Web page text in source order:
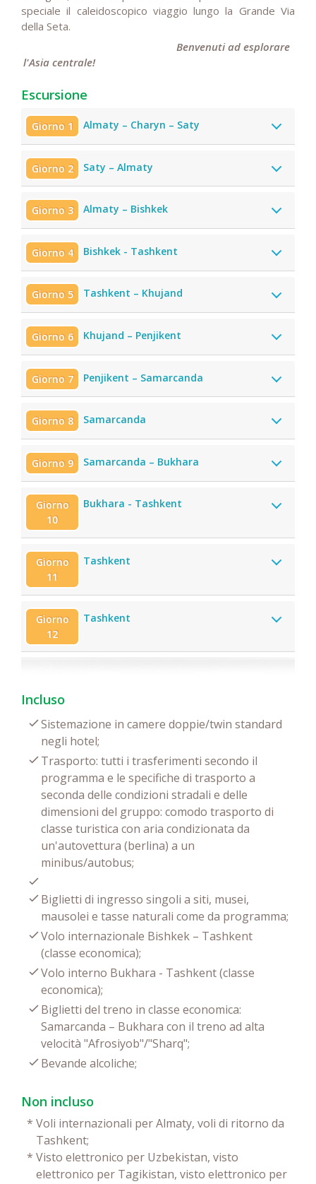
speciale il caleidoscopico viaggio lungo la Grande Via
della Seta.
Benvenuti ad esplorare
l'Asia centrale!
Escursione
Giorno 1 Almaty – Charyn – Saty
Giorno 2 Saty – Almaty
Giorno 3 Almaty – Bishkek
Giorno 4 Bishkek - Tashkent
Giorno 5 Tashkent – Khujand
Giorno 6 Khujand – Penjikent
Giorno 7 Penjikent – Samarcanda
Giorno 8 Samarcanda
Giorno 9 Samarcanda – Bukhara
Giorno
10
Bukhara - Tashkent
Giorno
11
Tashkent
Giorno
12
Tashkent
Incluso
Sistemazione in camere doppie/twin standard
negli hotel;
Trasporto: tutti i trasferimenti secondo il
programma e le specifiche di trasporto a
seconda delle condizioni stradali e delle
dimensioni del gruppo: comodo trasporto di
classe turistica con aria condizionata da
un'autovettura (berlina) a un
minibus/autobus;
Biglietti di ingresso singoli a siti, musei,
mausolei e tasse naturali come da programma;
Volo internazionale Bishkek – Tashkent
(classe economica);
Volo interno Bukhara - Tashkent (classe
economica);
Biglietti del treno in classe economica:
Samarcanda – Bukhara con il treno ad alta
velocità "Afrosiyob"/"Sharq";
Bevande alcoliche;
Non incluso
* Voli internazionali per Almaty, voli di ritorno da
Tashkent;
* Visto elettronico per Uzbekistan, visto
elettronico per Tagikistan, visto elettronico per